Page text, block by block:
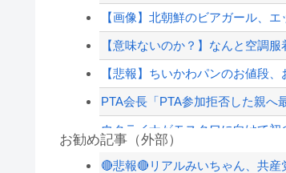
【画像】北朝鮮のビアガール、
【意味ないのか？】なんと空調
【悲報】ちいかわパンのお値段
PTA会長「PTA参加拒否した親へ
ウクライナがモスクワに向けて初
琵琶湖三市同時花火大会、開催
お勧め記事（外部）
🔴悲報🔴リアルみいちゃん、共